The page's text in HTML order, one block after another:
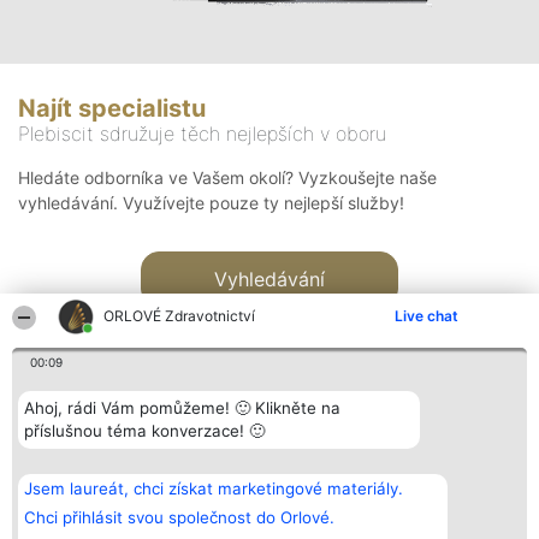
ORLOVÉ Zdravotnictví Live chat
00:09
Ahoj, rádi Vám pomůžeme! 🙂 Klikněte na
příslušnou téma konverzace! 🙂
Jsem laureát, chci získat marketingové materiály.
Chci přihlásit svou společnost do Orlové.
Najít specialistu
Plebiscit sdružuje těch nejlepších v oboru
Hledáte odborníka ve Vašem okolí? Vyzkoušejte naše
vyhledávání. Využívejte pouze ty nejlepší služby!
Vyhledávání
Bright Side Solutions sp. z o.
o. sp. k.
ul. Ruska 22
Wrocław 50-079
Vítězové
Seznam všech
laureátů
Zásady
Kontakt